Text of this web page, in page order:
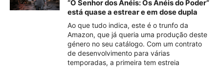
“O Senhor dos Anéis: Os Anéis do Poder”
está quase a estrear e em dose dupla
Ao que tudo indica, este é o trunfo da
Amazon, que já queria uma produção deste
género no seu catálogo. Com um contrato
de desenvolvimento para várias
temporadas, a primeira tem estreia